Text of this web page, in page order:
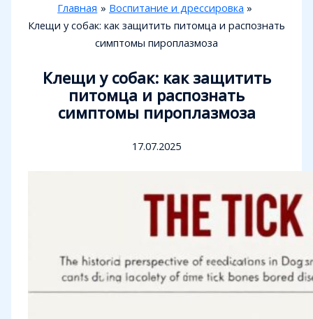
Главная
Воспитание и дрессировка
Клещи у собак: как защитить питомца и распознать
симптомы пироплазмоза
Клещи у собак: как защитить
питомца и распознать
симптомы пироплазмоза
17.07.2025